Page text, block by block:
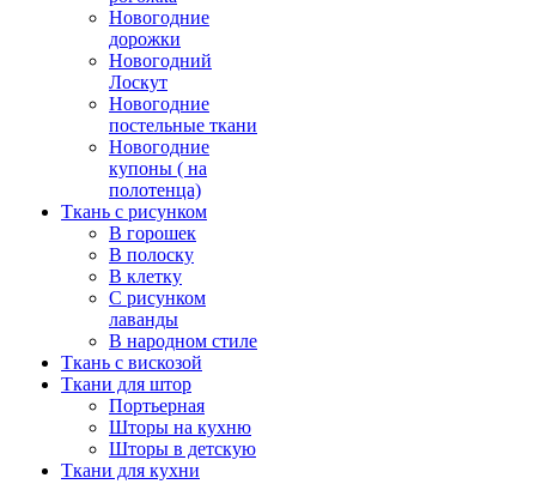
Новогодние
дорожки
Новогодний
Лоскут
Новогодние
постельные ткани
Новогодние
купоны ( на
полотенца)
Ткань с рисунком
В горошек
В полоску
В клетку
С рисунком
лаванды
В народном стиле
Ткань с вискозой
Ткани для штор
Портьерная
Шторы на кухню
Шторы в детскую
Ткани для кухни